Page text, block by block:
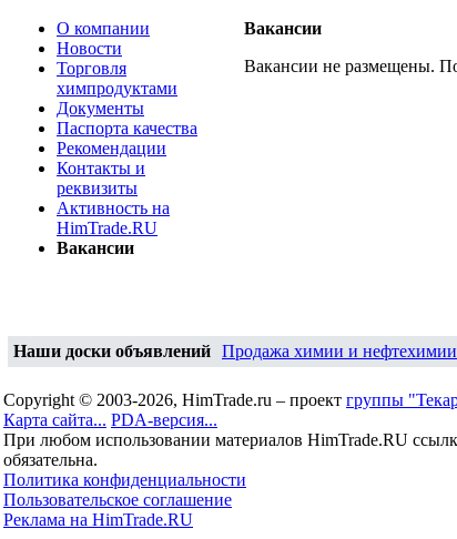
О компании
Новости
Торговля
химпродуктами
Документы
Паспорта качества
Рекомендации
Контакты и
реквизиты
Активность на
HimTrade.RU
Вакансии
Вакансии
Вакансии не размещены.
Наши доски объявлений Продажа химии и нефтехимии
Copyright © 2003-2026, HimTrade.ru – проект группы
Карта сайта... PDA-версия...
При любом использовании материалов HimTrade.RU
обязательна.
Политика конфиденциальности
Пользовательское соглашение
Реклама на HimTrade.RU